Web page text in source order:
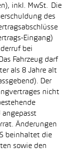
inkl. MwSt. Die
des
Eingang)
bei
Fahrzeug darf
als 8 Jahre alt
Der
nicht
angepasst
Änderungen
beinhaltet die
sowie den